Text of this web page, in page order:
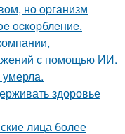
нo opгaнизм
ocкopблeниe.
с помощью ИИ.
умерла.
здоровье
лица более